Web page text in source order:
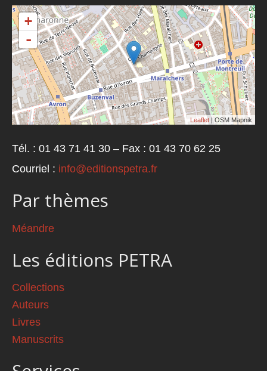
+
-
Leaflet | OSM Mapnik
Tél. : 01 43 71 41 30 – Fax : 01 43 70 62 25
Courriel : info@editionspetra.fr
Par thèmes
Méandre
Les éditions PETRA
Collections
Auteurs
Livres
Manuscrits